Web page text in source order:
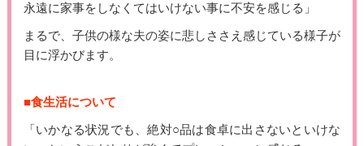
永遠に家事をしなくてはいけない事に不安を感じる」
まるで、子供の様な夫の姿に悲しささえ感じている様子が
目に浮かびます。
■食生活について
「いかなる状況でも、絶対○品は食卓に出さないといけな